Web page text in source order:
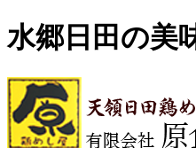
水郷日田の美